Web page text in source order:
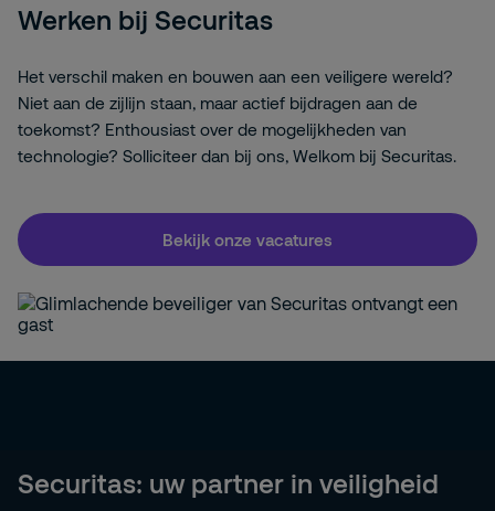
Werken bij Securitas
Het verschil maken en bouwen aan een veiligere wereld?
Niet aan de zijlijn staan, maar actief bijdragen aan de
toekomst? Enthousiast over de mogelijkheden van
technologie? Solliciteer dan bij ons, Welkom bij Securitas.
Bekijk onze vacatures
Securitas: uw partner in veiligheid